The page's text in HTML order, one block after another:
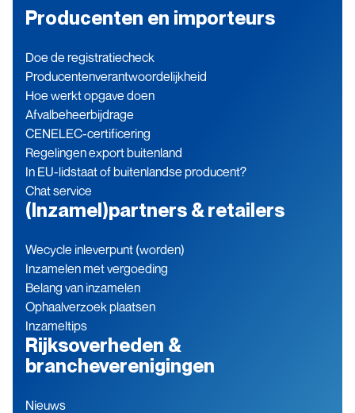
Producenten en importeurs
Doe de registratiecheck
Producenten­verantwoordelijkheid
Hoe werkt opgave doen
Afvalbeheerbijdrage
CENELEC-certificering
Regelingen export buitenland
In EU-lidstaat of buitenlandse producent?
Chat service
(Inzamel)partners & retailers
Wecycle inleverpunt (worden)
Inzamelen met vergoeding
Belang van inzamelen
Ophaalverzoek plaatsen
Inzameltips
Rijksoverheden &
brancheverenigingen
Nieuws